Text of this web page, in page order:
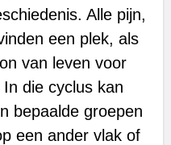
Alle pijn,
een plek, als
van leven voor
die cyclus kan
bepaalde groepen
een ander vlak of